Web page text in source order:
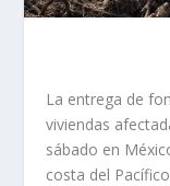
La entrega de
viviendas
sábado en
costa del